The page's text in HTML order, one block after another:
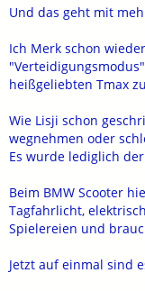
Kette
Und dann
die einem
vorgaukeln
Beim T-
optimalen
Bereich
Und das geht mit
Ich Merk schon
heißgeliebten Tmax
Wie Lisji schon
wegnehmen oder
Es wurde lediglich
Beim BMW Scooter
Tagfahrlicht,
Spielereien und
Jetzt auf einmal sind